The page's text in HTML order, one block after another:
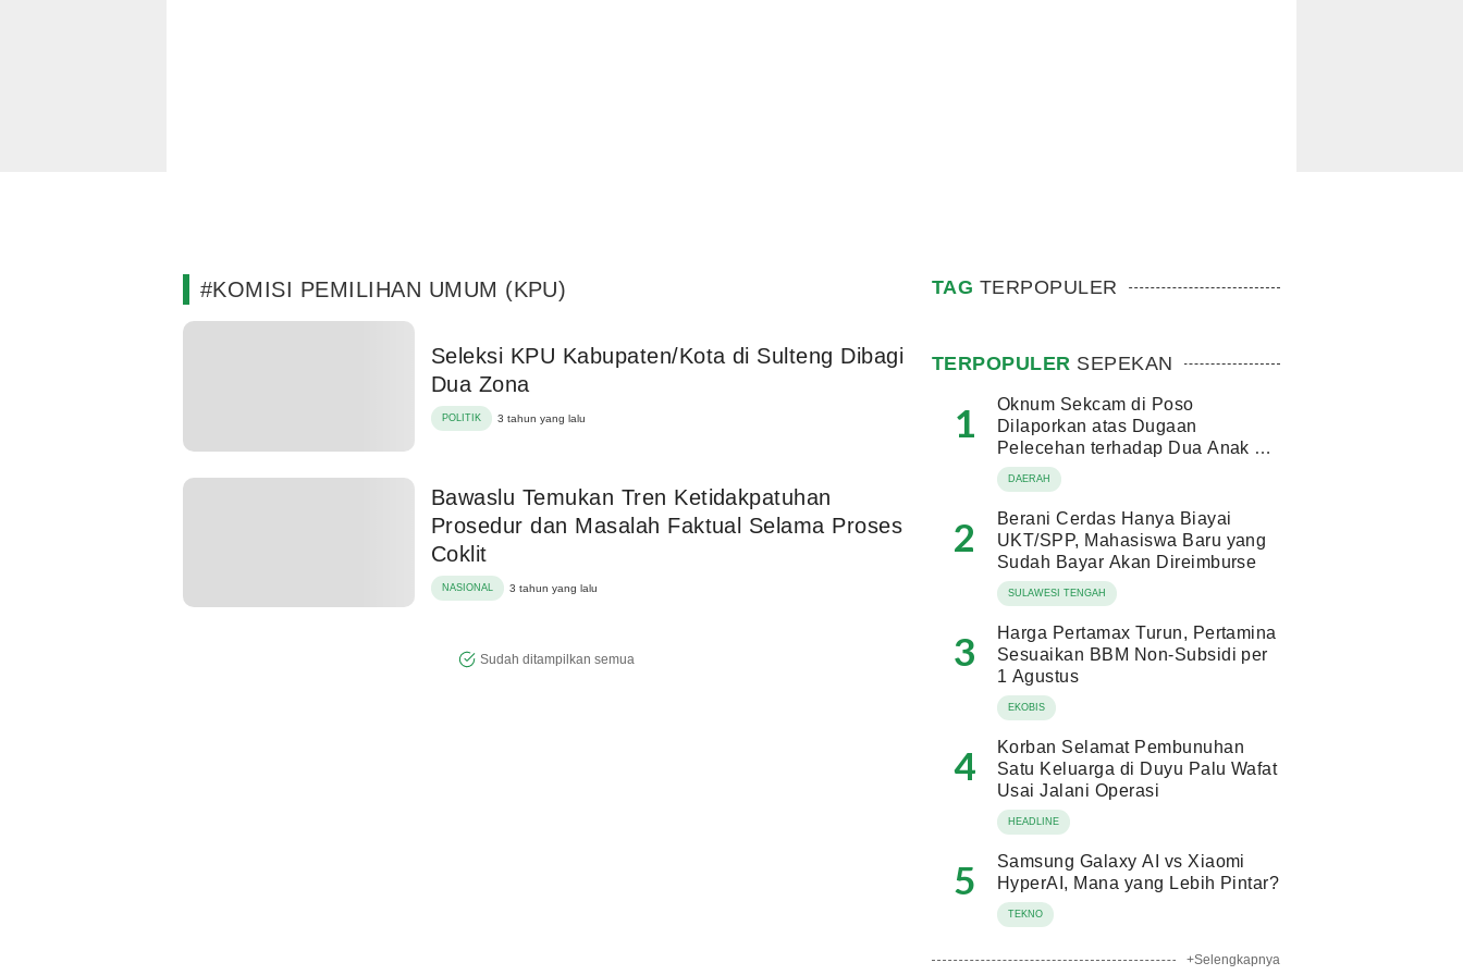
#KOMISI PEMILIHAN UMUM (KPU)
Seleksi KPU Kabupaten/Kota di Sulteng Dibagi
Dua Zona
POLITIK 3 tahun yang lalu
Bawaslu Temukan Tren Ketidakpatuhan
Prosedur dan Masalah Faktual Selama Proses
Coklit
NASIONAL 3 tahun yang lalu
Sudah ditampilkan semua
TAG TERPOPULER
TERPOPULER SEPEKAN
1
Oknum Sekcam di Poso
Dilaporkan atas Dugaan
Pelecehan terhadap Dua Anak di
Bawah Umur
DAERAH
2
Berani Cerdas Hanya Biayai
UKT/SPP, Mahasiswa Baru yang
Sudah Bayar Akan Direimburse
SULAWESI TENGAH
3
Harga Pertamax Turun, Pertamina
Sesuaikan BBM Non-Subsidi per
1 Agustus
EKOBIS
4
Korban Selamat Pembunuhan
Satu Keluarga di Duyu Palu Wafat
Usai Jalani Operasi
HEADLINE
5
Samsung Galaxy AI vs Xiaomi
HyperAI, Mana yang Lebih Pintar?
TEKNO
+Selengkapnya